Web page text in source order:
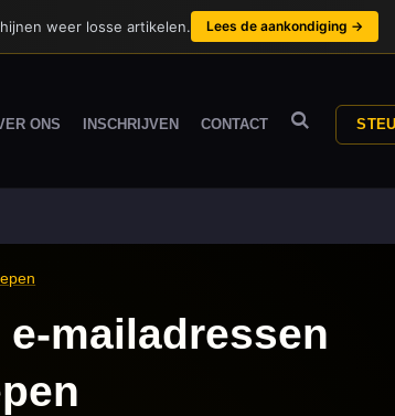
ONS INSCHRIJVEN CONTACT
mailadressen
weer losse artikelen. Lees de aankondiging →